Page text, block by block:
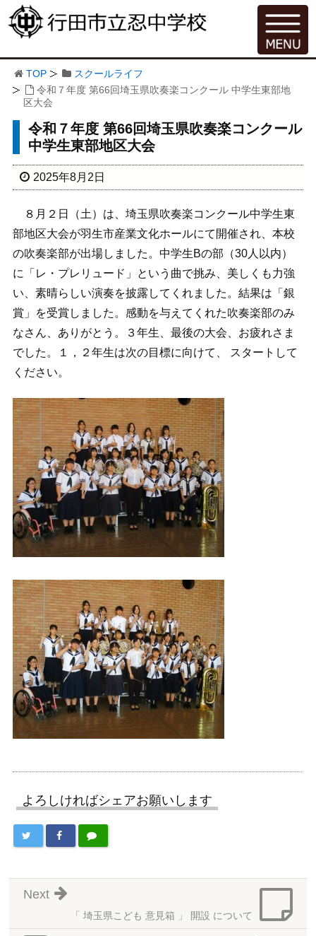
TOP
スクールライフ
令和７年度 第66回埼玉県吹奏楽コンクール 中学生東部地
区大会
令和７年度 第66回埼玉県吹奏楽コンクール
中学生東部地区大会
2025年8月2日
８月２日（土）は、埼玉県吹奏楽コンクール中学生東
部地区大会が羽生市産業文化ホールにて開催され、本校
の吹奏楽部が出場しました。中学生Bの部（30人以内）
に「レ・プレリュード」という曲で挑み、美しくも力強
い、素晴らしい演奏を披露してくれました。結果は「銀
賞」を受賞しました。感動を与えてくれた吹奏楽部のみ
なさん、ありがとう。３年生、最後の大会、お疲れさま
でした。１，２年生は次の目標に向けて、 スタートして
ください。
よろしければシェアお願いします
「 埼玉県こども 意見箱 」 開設 について
Next